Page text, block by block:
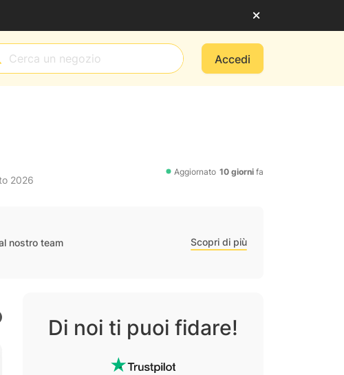
Accedi
2026
Aggiornato 10 giorni fa
nostro team Scopri di più
Di noi ti puoi fidare!